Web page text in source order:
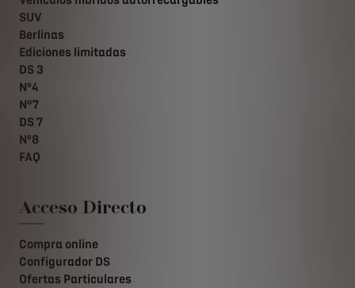
SUV
Berlinas
Ediciones limitadas
DS 3
Nº4
N°7
DS 7
Nº8
FAQ
Acceso Directo
Compra online
Configurador DS
Ofertas Particulares